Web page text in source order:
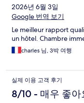
2026년 6월 3일
Google 번역 보기
Le meilleur rapport
un hôtel. Chambre
charles 님, 3박 여행
실제 이용 고객 후기
8/10 - 매우 좋아